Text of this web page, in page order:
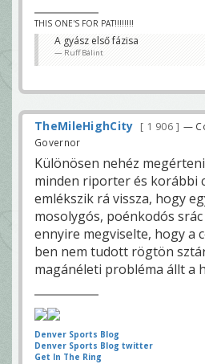
THIS ONE'S FOR PAT!!!!!!!!
A gyász első fázisa
Ruff Bálint
TheMileHighCity 1 906
—
Governor
Különösen nehéz
minden riporter és korábbi
emlékszik rá vissza, hogy
mosolygós, poénkodós
ennyire megviselte, hogy a
ben nem tudott rögtön
magánéleti probléma állt a
Denver Sports Blog
Denver Sports Blog twitter
Get In The Ring